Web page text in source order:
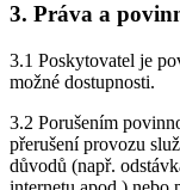
3. Práva a
3.1 Poskytovatel je
možné dostupnosti.
3.2 Porušením
přerušení provozu
důvodů (např.